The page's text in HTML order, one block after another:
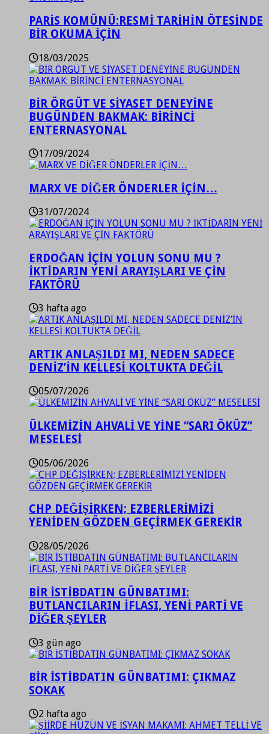
PARİS KOMÜNÜ:RESMİ TARİHİN ÖTESİNDE
BİR OKUMA İÇİN
18/03/2025
BİR ÖRGÜT VE SİYASET DENEYİNE
BUGÜNDEN BAKMAK: BİRİNCİ
ENTERNASYONAL
17/09/2024
MARX VE DİĞER ÖNDERLER İÇİN…
31/07/2024
ERDOĞAN İÇİN YOLUN SONU MU ?
İKTİDARIN YENİ ARAYIŞLARI VE ÇİN
FAKTÖRÜ
3 hafta ago
ARTIK ANLAŞILDI MI, NEDEN SADECE
DENİZ’İN KELLESİ KOLTUKTA DEĞİL
05/07/2026
ÜLKEMİZİN AHVALİ VE YİNE “SARI ÖKÜZ”
MESELESİ
05/06/2026
CHP DEĞİŞİRKEN; EZBERLERİMİZİ
YENİDEN GÖZDEN GEÇİRMEK GEREKİR
28/05/2026
BİR İSTİBDATIN GÜNBATIMI:
BUTLANCILARIN İFLASI, YENİ PARTİ VE
DİĞER ŞEYLER
3 gün ago
BİR İSTİBDATIN GÜNBATIMI: ÇIKMAZ
SOKAK
2 hafta ago